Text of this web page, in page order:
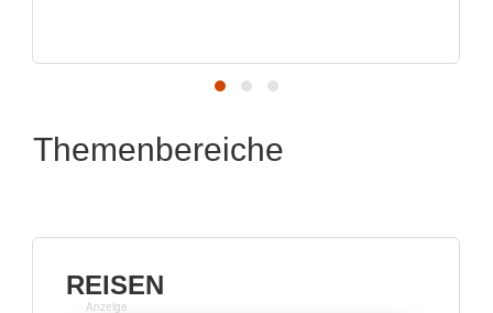
Themenbereiche
REISEN
Anzeige